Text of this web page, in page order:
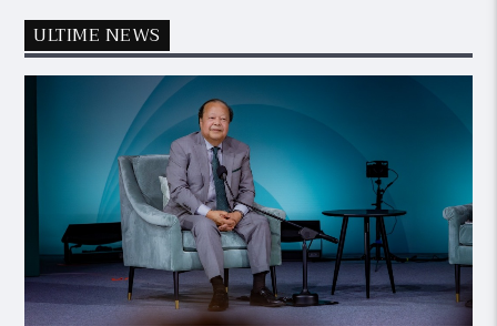
ULTIME NEWS